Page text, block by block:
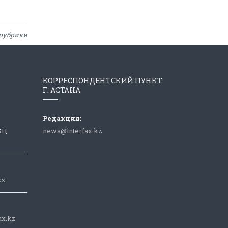
КОРРЕСПОНДЕНТСКИЙ ПУНКТ
Г. АСТАНА
Редакция:
news@interfax.kz